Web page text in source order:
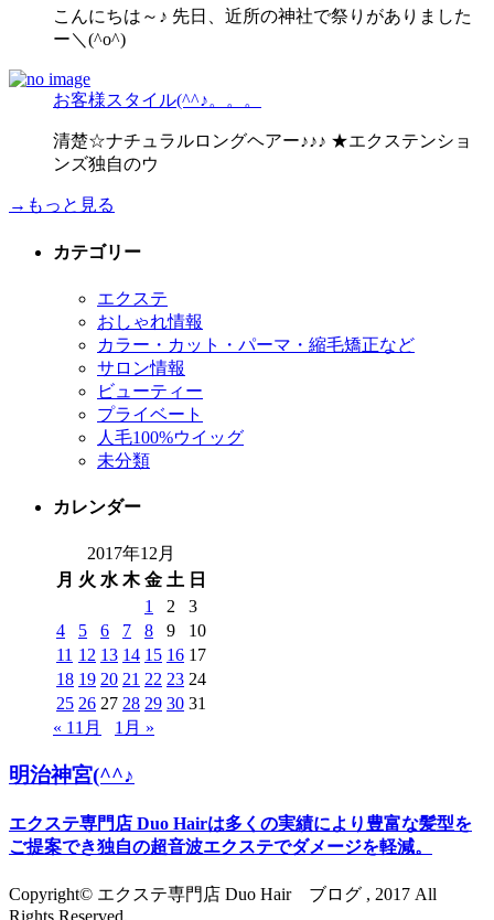
こんにちは～♪ 先日、近所の神社で祭りがありました
ー＼(^o^)
お客様スタイル(^^♪。。。
清楚☆ナチュラルロングヘアー♪♪♪ ★エクステンショ
ンズ独自のウ
→もっと見る
カテゴリー
エクステ
おしゃれ情報
カラー・カット・パーマ・縮毛矯正など
サロン情報
ビューティー
プライベート
人毛100%ウイッグ
未分類
カレンダー
2017年12月
月 火 水 木 金 土 日
1
2
3
4
5 6 7 8 9
10
11 12 13 14 15 16 17
18 19 20 21 22 23 24
25 26 27 28 29 30 31
« 11月
1月 »
明治神宮(^^♪
エクステ専門店 Duo Hairは多くの実績により豊富な髪型を
ご提案でき独自の超音波エクステでダメージを軽減。
Copyright© エクステ専門店 Duo Hair ブログ , 2017 All
Rights Reserved.